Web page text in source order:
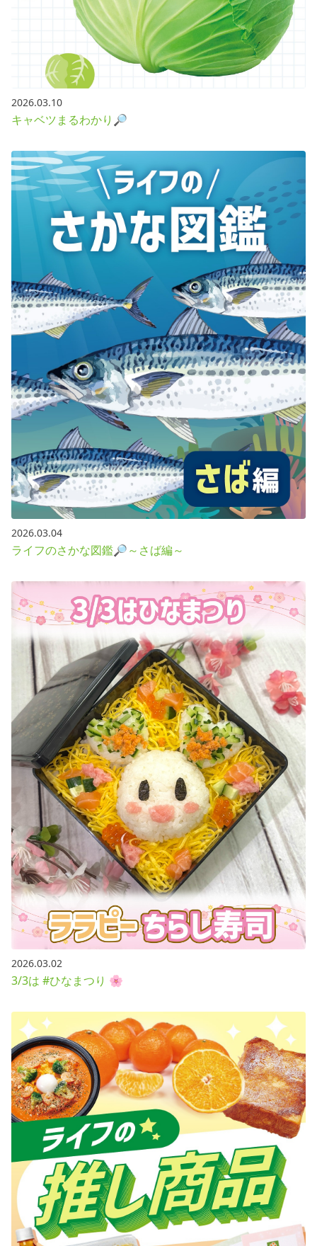
2026.03.10
キャベツまるわかり🔎
2026.03.04
ライフのさかな図鑑🔎～さば編～
2026.03.02
3/3は #ひなまつり 🌸